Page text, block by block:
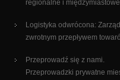
regionalne i międzymiastowe
Logistyka odwrócona:
zwrotnym przepływem
Przeprowadź się z nami.
Przeprowadzki prywatne